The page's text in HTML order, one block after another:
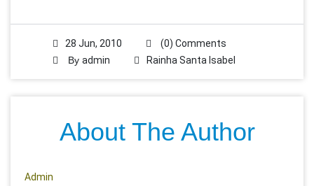
28 Jun, 2010
(0) Comments
By admin Rainha Santa Isabel
About The Author
Admin